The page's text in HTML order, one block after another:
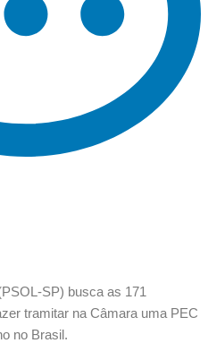
SP) busca as 171
tramitar na Câmara uma PEC
no Brasil.